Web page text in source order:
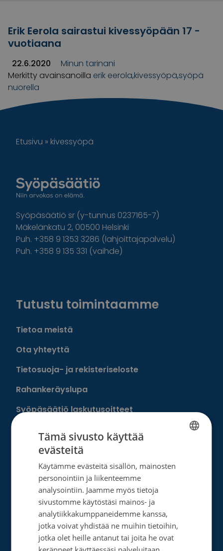
Erik Eerola sairastui kivessyöpään 17 -
vuotiaana
22.6.2020
Minun tarinani
Merkitty avainsanoilla erik eerola,kivessyöpä,syöpä
nuorella
Etusivu » kivessyöpä
Syöpäsäätiö sr (y-tunnus 0237165-7)
Mäkelänkatu 2, 00500 Helsinki
Puh. +358 9 1353 3286 (lahjoittajapalvelu)
Puh. +358 9 135 331 (vaihde)
Tutustu toimintaamme
Tietoa meistä
Ota yhteyttä
Tietosuoja- ja rekisteriseloste
Rahankeräyslupa
Syöpäsäätiö laskutusoitteet
Roosa nauha -keräys
Munien puolesta -keräys
Lahjoita
Löydä oma tapasi auttaa
SWEDISH
Tämä sivusto käyttää
evästeitä
Käytämme evästeitä sisällön, mainosten
personointiin ja liikenteemme
analysointiin. Jaamme myös tietoja
sivustomme käytöstäsi mainos- ja
analytiikkakumppaneidemme kanssa,
jotka voivat yhdistää ne muihin tietoihin,
jotka olet heille antanut tai joita he ovat